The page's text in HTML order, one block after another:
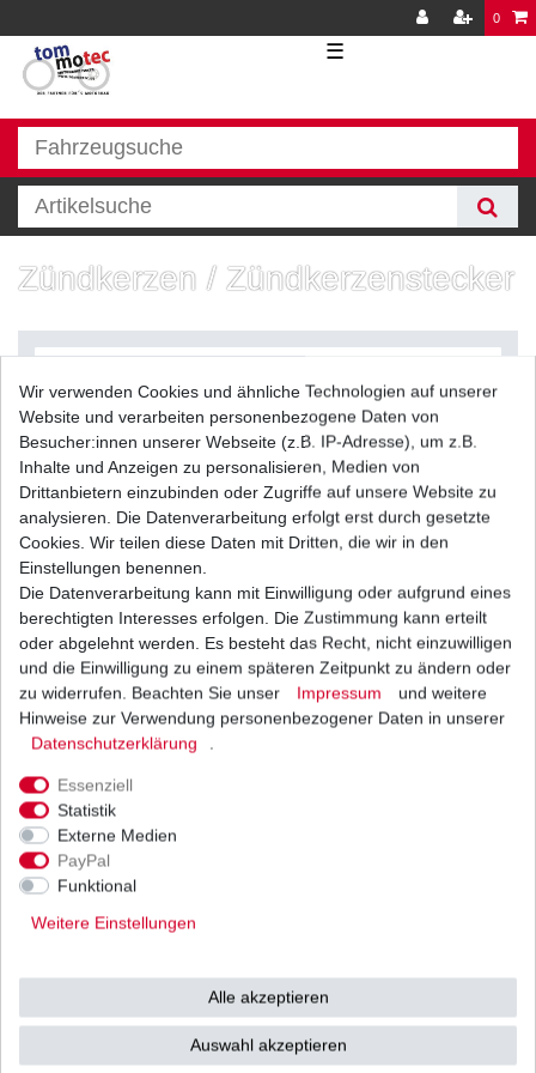
0
☰
Zündkerzen / Zündkerzenstecker
Filter
Zündkerze NGK CR9EK
UVP 18,52 € 12,95 € *
1 Stück | 12,95 € / Stück
inkl. ges. MwSt. zzgl.
Versand
Ab einem Warenwert von
500 Euro versenden wir
53783 Eitorf (
unbedingt Termin
Wir verwenden Cookies und ähnliche Technologien auf unserer
Website und verarbeiten personenbezogene Daten von
Besucher:innen unserer Webseite (z.B. IP-Adresse), um z.B.
Inhalte und Anzeigen zu personalisieren, Medien von
Drittanbietern einzubinden oder Zugriffe auf unsere Website zu
analysieren. Die Datenverarbeitung erfolgt erst durch gesetzte
Cookies. Wir teilen diese Daten mit Dritten, die wir in den
Einstellungen benennen.
Die Datenverarbeitung kann mit Einwilligung oder aufgrund eines
berechtigten Interesses erfolgen. Die Zustimmung kann erteilt
oder abgelehnt werden. Es besteht das Recht, nicht einzuwilligen
und die Einwilligung zu einem späteren Zeitpunkt zu ändern oder
zu widerrufen. Beachten Sie unser
Impressum
und weitere
Hinweise zur Verwendung personenbezogener Daten in unserer
Daten­schutz­erklärung
Essenziell
Statistik
Externe Medien
PayPal
Funktional
Weitere Einstellungen
Alle akzeptieren
Auswahl akzeptieren